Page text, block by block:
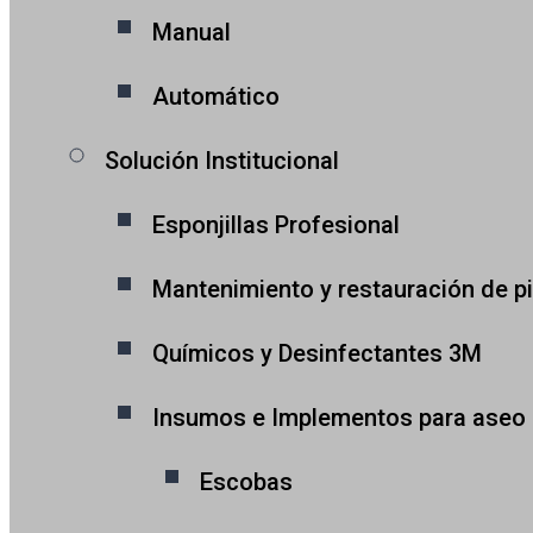
Manual
Automático
Solución Institucional
Esponjillas Profesional
Mantenimiento y restauración de
Químicos y Desinfectantes 3M
Insumos e Implementos para aseo
Escobas